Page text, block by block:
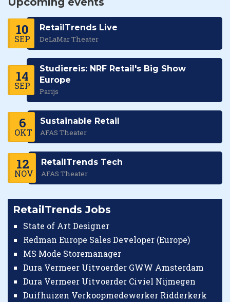
10
SEP
RetailTrends Live
DeLaMar Theater
14
SEP
Studiereis: NRF Retail's Big Show
Europe
Parijs
6
OKT
Sustainable Retail
AFAS Theater
12
NOV
RetailTrends Tech
AFAS Theater
RetailTrends Jobs
State of Art Designer
Redman Europe Sales Developer (Europe)
MS Mode Storemanager
Dura Vermeer Uitvoerder GWW Amsterdam
Dura Vermeer Uitvoerder Civiel Nijmegen
Duifhuizen Verkoopmedewerker Ridderkerk